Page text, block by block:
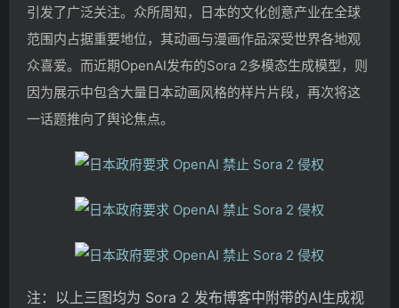
引发了广泛关注。众所周知，日本的文化创意产业在全球
范围内占据重要地位，其动画与漫画作品深受世界各地观
众喜爱。而近期OpenAI发布的Sora 2多模态生成模型，则
因为展示中包含大量日本动画风格的样片片段，再次将这
一话题推向了舆论焦点。
注：以上三图均为 Sora 2 发布博客中附带的AI生成视